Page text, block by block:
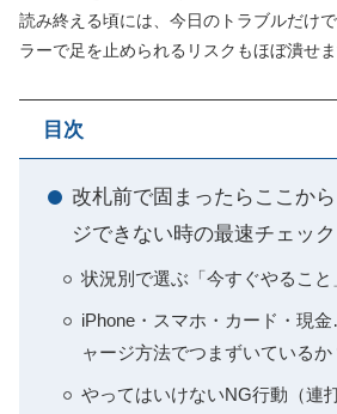
読み終える頃には、今日のトラブルだけ
ラーで足を止められるリスクもほぼ潰せま
目次
改札前で固まったらここか
ジできない時の最速チェッ
状況別で選ぶ「今すぐやること
iPhone・スマホ・カード・現
ャージ方法でつまずいているか
やってはいけないNG行動（連